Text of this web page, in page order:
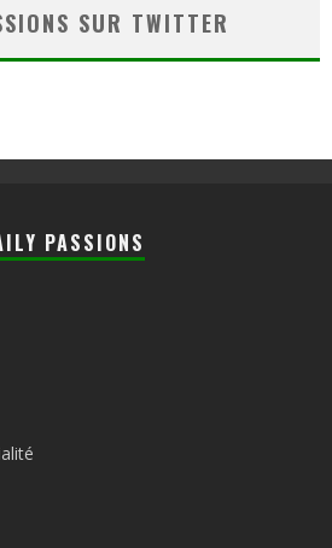
SUR TWITTER
PASSIONS